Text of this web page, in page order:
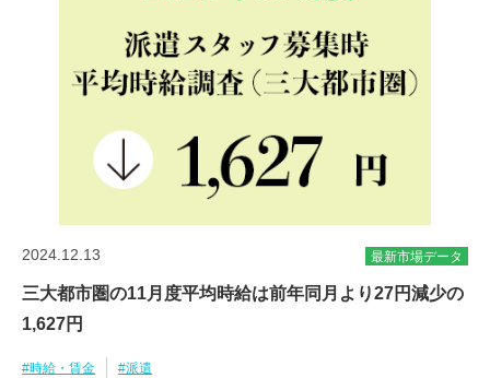
2024.12.13 最新市場データ
三大都市圏の11月度平均時給は前年同月より27円減少の
1,627円
#時給・賃金 #派遣